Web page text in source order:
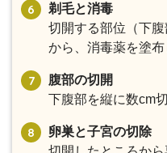
剃毛と消毒
切開する部位（下
から、消毒薬を塗布
腹部の切開
下腹部を縦に数cm
卵巣と子宮の切除